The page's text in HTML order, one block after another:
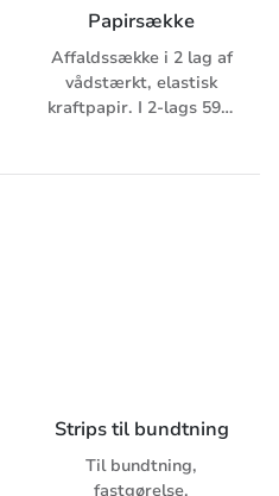
Papirsække
Affaldssække i 2 lag af
vådstærkt, elastisk
kraftpapir. I 2-lags 59 g
Strips til bundtning
Til bundtning,
fastgørelse,